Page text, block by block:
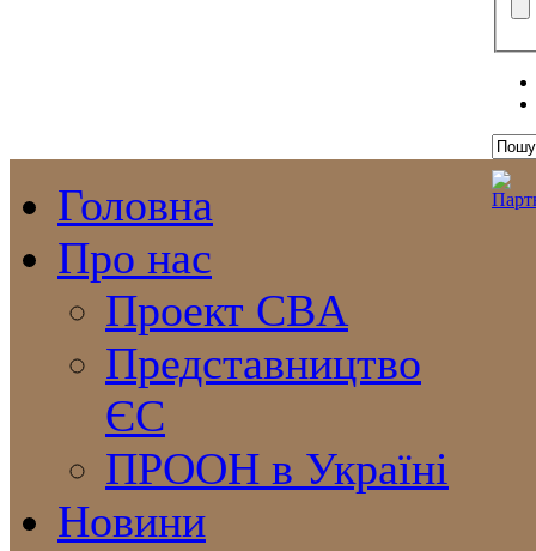
Головна
Про нас
Проект CBA
Представництво
ЄС
ПРООН в Україні
Новини